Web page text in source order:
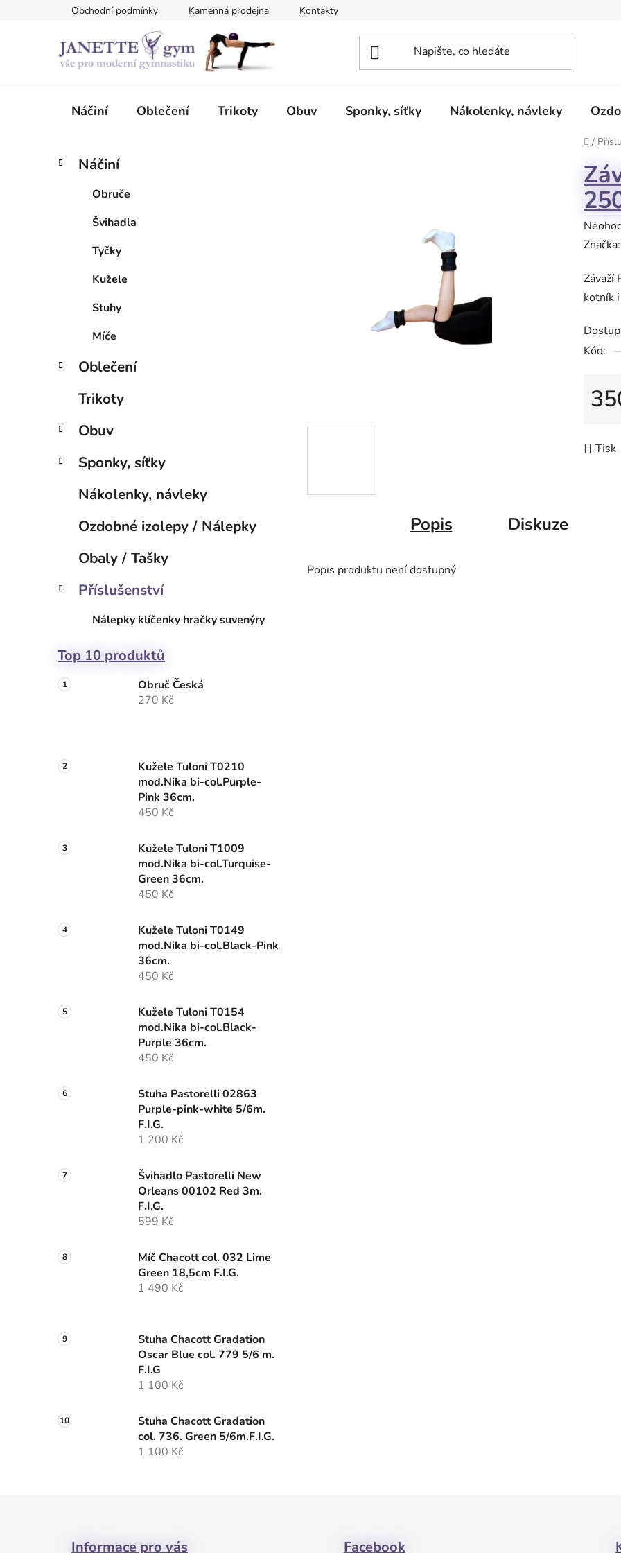
Obchodní podmínky Kamenná prodejna Kontakty
Náčiní Oblečení Trikoty Obuv Sponky, síťky Nákolenky, návleky
Domů
/
P
e
Přeskočit
kategorie
K
a
Náčiní
Obruče
Švihadla
Tyčky
Kužele
Stuhy
Míče
Oblečení
Trikoty
Obuv
Sponky, síťky
Nákolenky, návleky
Ozdobné izolepy / Nálepky
Obaly / Tašky
Příslušenství
Nálepky klíčenky hračky suvenýry
Top 10 produktů
Obruč Česká
270 Kč
Kužele Tuloni T0210
mod.Nika bi-col.Purple-
Pink 36cm.
450 Kč
Kužele Tuloni T1009
mod.Nika bi-col.Turquise-
Green 36cm.
450 Kč
Kužele Tuloni T0149
mod.Nika bi-col.Black-Pink
36cm.
450 Kč
Kužele Tuloni T0154
mod.Nika bi-col.Black-
Purple 36cm.
450 Kč
Stuha Pastorelli 02863
Purple-pink-white 5/6m.
F.I.G.
1 200 Kč
Švihadlo Pastorelli New
Orleans 00102 Red 3m.
F.I.G.
599 Kč
Míč Chacott col. 032 Lime
Green 18,5cm F.I.G.
1 490 Kč
Stuha Chacott Gradation
Oscar Blue col. 779 5/6 m.
F.I.G
1 100 Kč
Stuha Chacott Gradation
col. 736. Green 5/6m.F.I.G.
1 100 Kč
je
0,0
5
Značka:
Závaží
kotník
Kód:
Tisk
Popis Diskuze
Popis produktu není dostupný
Informace pro vás Facebook